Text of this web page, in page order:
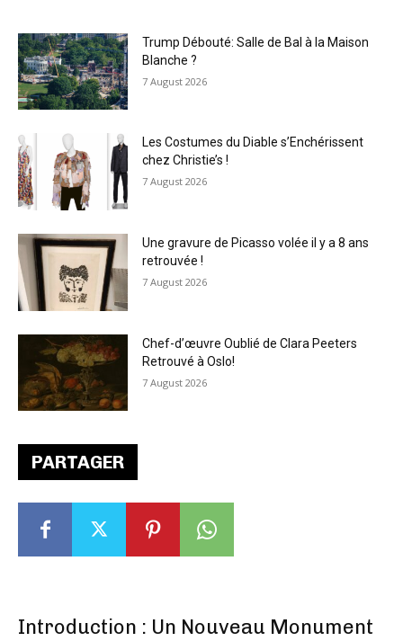
PARTAGER
Introduction : Un Nouveau Monument
Trump Débouté: Salle de Bal à la Maison
Blanche ?
7 August 2026
Les Costumes du Diable s’Enchérissent
chez Christie’s !
7 August 2026
Une gravure de Picasso volée il y a 8 ans
retrouvée !
7 August 2026
Chef-d’œuvre Oublié de Clara Peeters
Retrouvé à Oslo!
7 August 2026